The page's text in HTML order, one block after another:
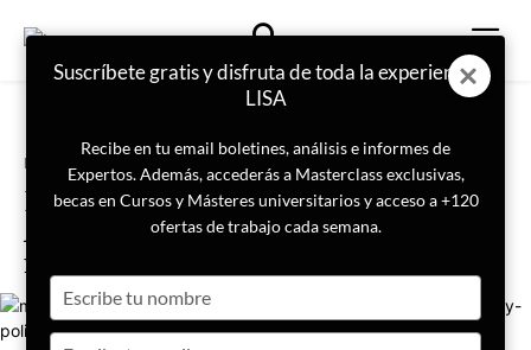
Portada
Masterclass | Geopolítica de
América Latina: tensiones
internas y política exterior
Suscríbete gratis y disfruta de toda la experiencia
LISA
Recibe en tu email boletines, análisis e informes de
Expertos. Además, accederás a Masterclass exclusivas,
becas en Cursos y Másteres universitarios y acceso a +120
ofertas de trabajo cada semana.
your
name